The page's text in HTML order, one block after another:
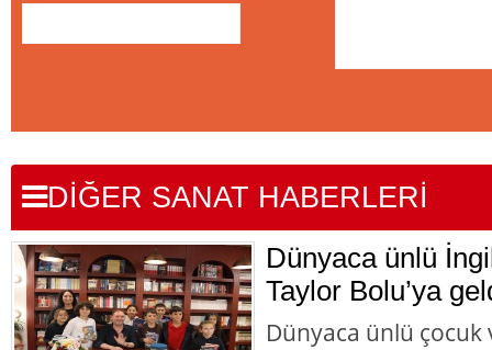
DİĞER SANAT HABERLERİ
Dünyaca ünlü
Taylor Bolu’ya
Dünyaca ünlü